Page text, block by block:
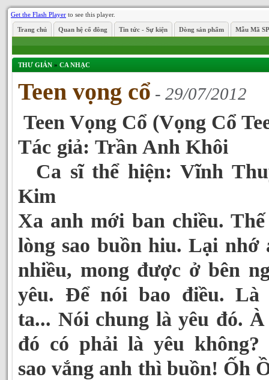
Get the Flash Player to see this player.
Trang chủ Quan hệ cổ đông Tin tức - Sự kiện Dòng sản phẩm Mẫu Mã SP
THƯ GIẢN » CA NHẠC
Teen vọng cổ - 29/07/2012
Teen Vọng Cổ (Vọng Cổ
Tác giả: Trần Anh
Ca sĩ thể hiện: Vĩnh
Kim
Xa anh mới ban chiều.
lòng sao buồn hiu. Lại nhớ
nhiều, mong được ở bên
yêu. Để nói bao điều. Là
ta... Nói chung là yêu đó.
đó có phải là yêu không?
sao vắng anh thì buồn! Ốh